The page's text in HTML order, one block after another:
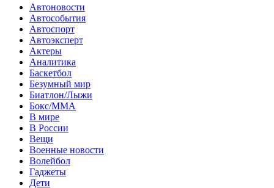
Автоновости
Автособытия
Автоспорт
Автоэксперт
Актеры
Аналитика
Баскетбол
Безумный мир
Биатлон/Лыжи
Бокс/MMA
В мире
В России
Вещи
Военные новости
Волейбол
Гаджеты
Дети